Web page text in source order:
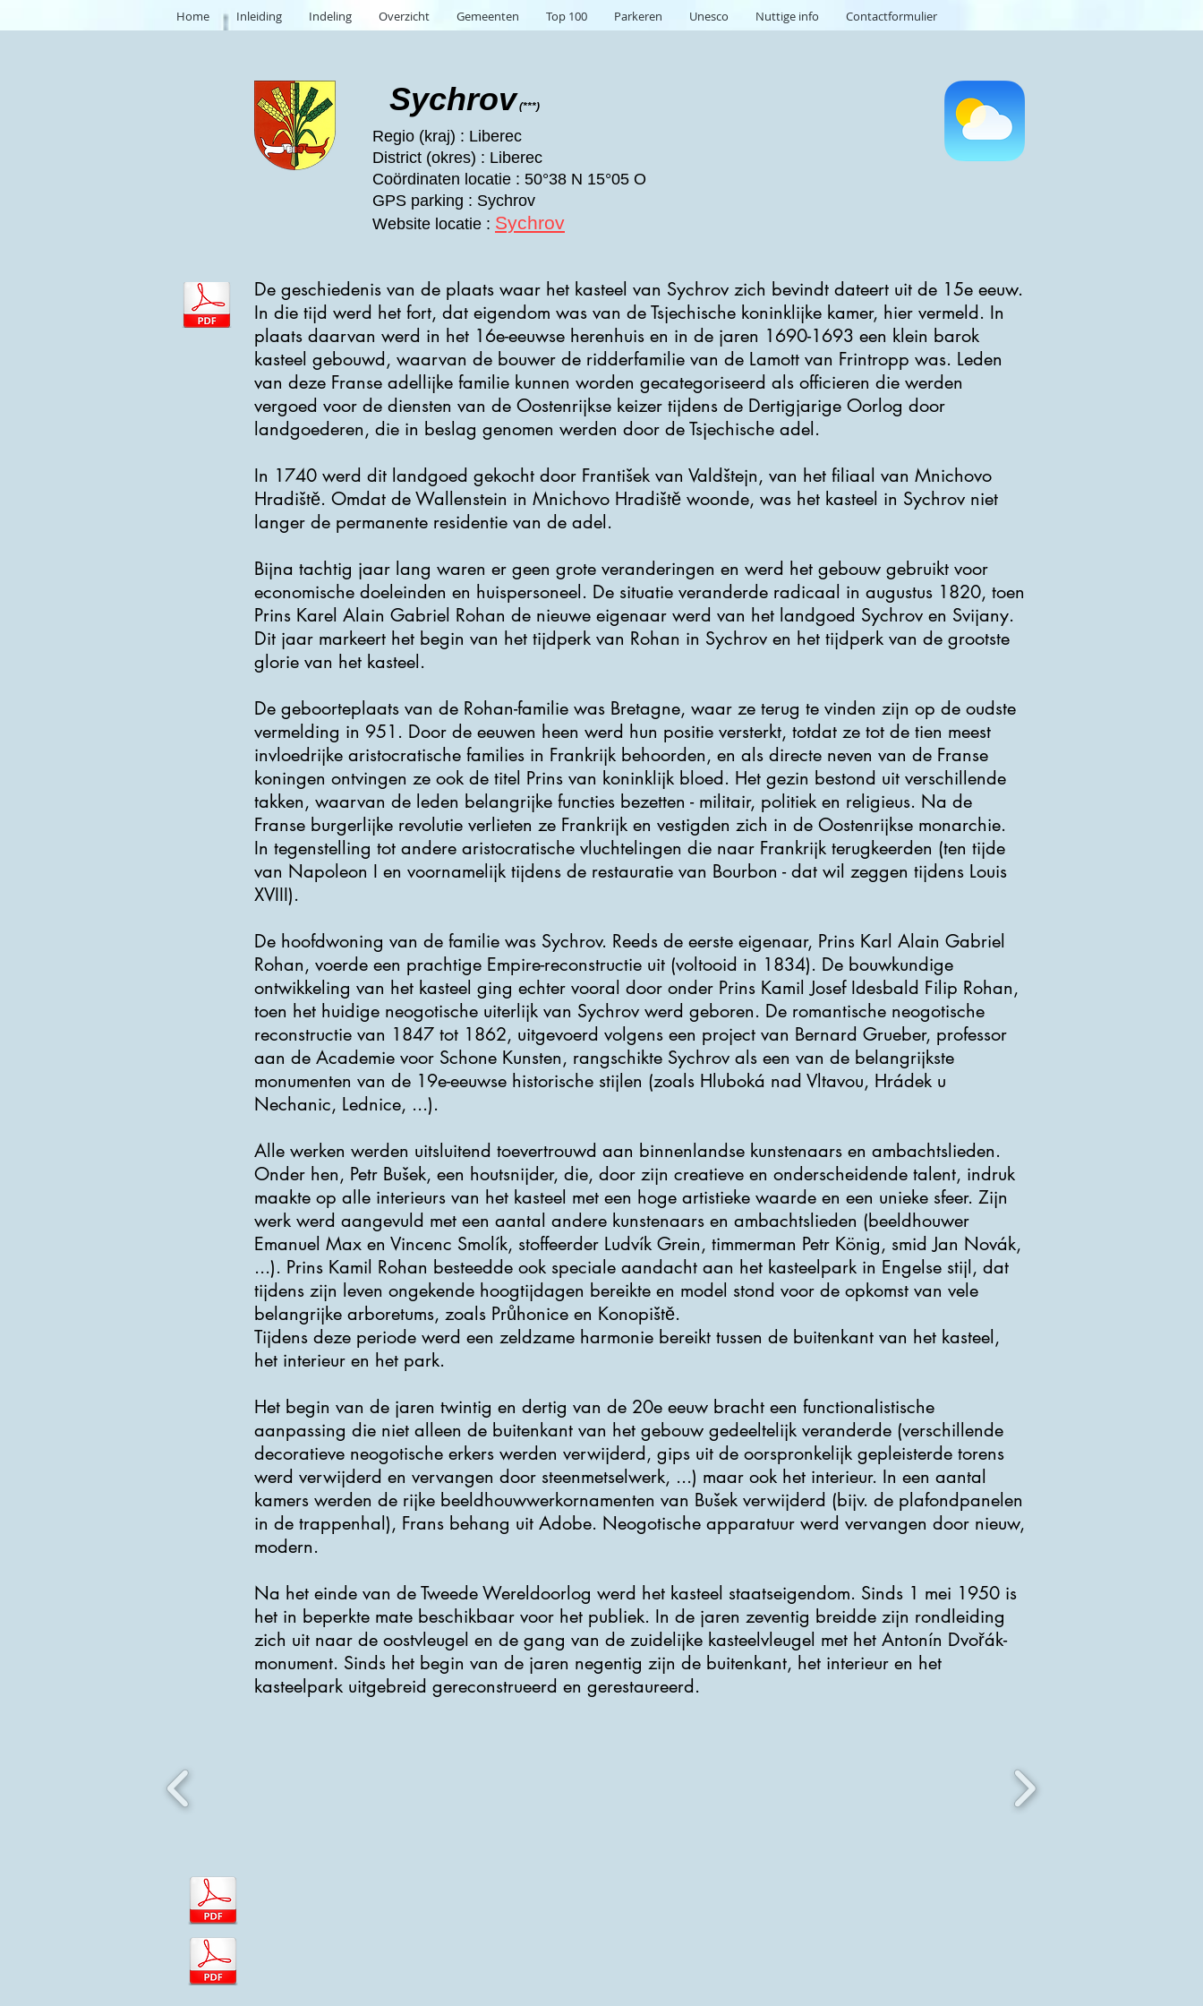
Home Inleiding Indeling Overzicht Gemeenten Top 100 Parkeren Unesco Nuttige info Contactformulier
Sychrov (***)
Regio (kraj) : Liberec
District (okres) : Liberec
Coördinaten locatie : 50°38 N 15°05 O
GPS parking : Sychrov
Website locatie : Sychrov
De geschiedenis van de plaats waar het kasteel van Sychrov zich bevindt dateert uit de 15e eeuw.
In die tijd werd het fort, dat eigendom was van de Tsjechische koninklijke kamer, hier vermeld. In
plaats daarvan werd in het 16e-eeuwse herenhuis en in de jaren 1690-1693 een klein barok
kasteel gebouwd, waarvan de bouwer de ridderfamilie van de Lamott van Frintropp was. Leden
van deze Franse adellijke familie kunnen worden gecategoriseerd als officieren die werden
vergoed voor de diensten van de Oostenrijkse keizer tijdens de Dertigjarige Oorlog door
landgoederen, die in beslag genomen werden door de Tsjechische adel.
In 1740 werd dit landgoed gekocht door František van Valdštejn, van het filiaal van Mnichovo
Hradiště. Omdat de Wallenstein in Mnichovo Hradiště woonde, was het kasteel in Sychrov niet
langer de permanente residentie van de adel.
Bijna tachtig jaar lang waren er geen grote veranderingen en werd het gebouw gebruikt voor
economische doeleinden en huispersoneel. De situatie veranderde radicaal in augustus 1820, toen
Prins Karel Alain Gabriel Rohan de nieuwe eigenaar werd van het landgoed Sychrov en Svijany.
Dit jaar markeert het begin van het tijdperk van Rohan in Sychrov en het tijdperk van de grootste
glorie van het kasteel.
De geboorteplaats van de Rohan-familie was Bretagne, waar ze terug te vinden zijn op de oudste
vermelding in 951. Door de eeuwen heen werd hun positie versterkt, totdat ze tot de tien meest
invloedrijke aristocratische families in Frankrijk behoorden, en als directe neven van de Franse
koningen ontvingen ze ook de titel Prins van koninklijk bloed. Het gezin bestond uit verschillende
takken, waarvan de leden belangrijke functies bezetten - militair, politiek en religieus. Na de
Franse burgerlijke revolutie verlieten ze Frankrijk en vestigden zich in de Oostenrijkse monarchie.
In tegenstelling tot andere aristocratische vluchtelingen die naar Frankrijk terugkeerden (ten tijde
van Napoleon I en voornamelijk tijdens de restauratie van Bourbon - dat wil zeggen tijdens Louis
XVIII).
De hoofdwoning van de familie was Sychrov. Reeds de eerste eigenaar, Prins Karl Alain Gabriel
Rohan, voerde een prachtige Empire-reconstructie uit (voltooid in 1834). De bouwkundige
ontwikkeling van het kasteel ging echter vooral door onder Prins Kamil Josef Idesbald Filip Rohan,
toen het huidige neogotische uiterlijk van Sychrov werd geboren. De romantische neogotische
reconstructie van 1847 tot 1862, uitgevoerd volgens een project van Bernard Grueber, professor
aan de Academie voor Schone Kunsten, rangschikte Sychrov als een van de belangrijkste
monumenten van de 19e-eeuwse historische stijlen (zoals Hluboká nad Vltavou, Hrádek u
Nechanic, Lednice, ...).
Alle werken werden uitsluitend toevertrouwd aan binnenlandse kunstenaars en ambachtslieden.
Onder hen, Petr Bušek, een houtsnijder, die, door zijn creatieve en onderscheidende talent, indruk
maakte op alle interieurs van het kasteel met een hoge artistieke waarde en een unieke sfeer. Zijn
werk werd aangevuld met een aantal andere kunstenaars en ambachtslieden (beeldhouwer
Emanuel Max en Vincenc Smolík, stoffeerder Ludvík Grein, timmerman Petr König, smid Jan Novák,
...). Prins Kamil Rohan besteedde ook speciale aandacht aan het kasteelpark in Engelse stijl, dat
tijdens zijn leven ongekende hoogtijdagen bereikte en model stond voor de opkomst van vele
belangrijke arboretums, zoals Průhonice en Konopiště.
Tijdens deze periode werd een zeldzame harmonie bereikt tussen de buitenkant van het kasteel,
het interieur en het park.
Het begin van de jaren twintig en dertig van de 20e eeuw bracht een functionalistische
aanpassing die niet alleen de buitenkant van het gebouw gedeeltelijk veranderde (verschillende
decoratieve neogotische erkers werden verwijderd, gips uit de oorspronkelijk gepleisterde torens
werd verwijderd en vervangen door steenmetselwerk, ...) maar ook het interieur. In een aantal
kamers werden de rijke beeldhouwwerkornamenten van Bušek verwijderd (bijv. de plafondpanelen
in de trappenhal), Frans behang uit Adobe. Neogotische apparatuur werd vervangen door nieuw,
modern.
Na het einde van de Tweede Wereldoorlog werd het kasteel staatseigendom. Sinds 1 mei 1950 is
het in beperkte mate beschikbaar voor het publiek. In de jaren zeventig breidde zijn rondleiding
zich uit naar de oostvleugel en de gang van de zuidelijke kasteelvleugel met het Antonín Dvořák-
monument. Sinds het begin van de jaren negentig zijn de buitenkant, het interieur en het
kasteelpark uitgebreid gereconstrueerd en gerestaureerd.